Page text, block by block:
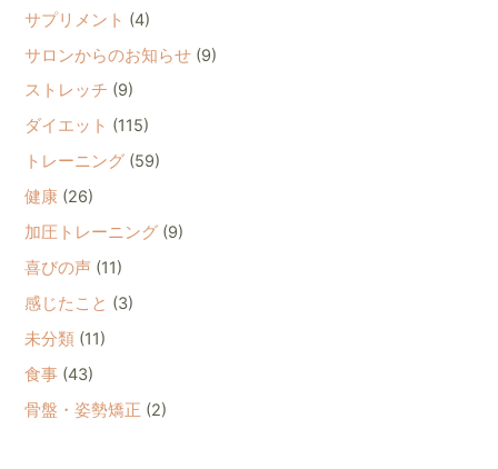
サプリメント (4)
サロンからのお知らせ (9)
ストレッチ (9)
ダイエット (115)
トレーニング (59)
健康 (26)
加圧トレーニング (9)
喜びの声 (11)
感じたこと (3)
未分類 (11)
食事 (43)
骨盤・姿勢矯正 (2)